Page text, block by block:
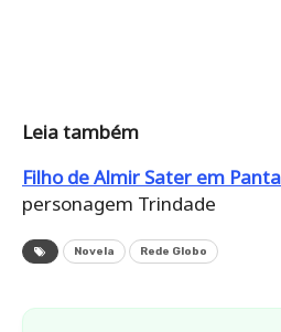
Leia também
Filho de Almir Sater em
personagem Trindade
Novela Rede Globo